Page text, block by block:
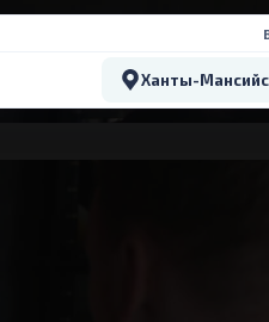
Ханты-